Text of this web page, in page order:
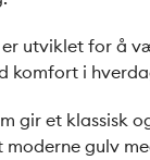
utviklet for å
komfort i
gir et klassisk
gulv